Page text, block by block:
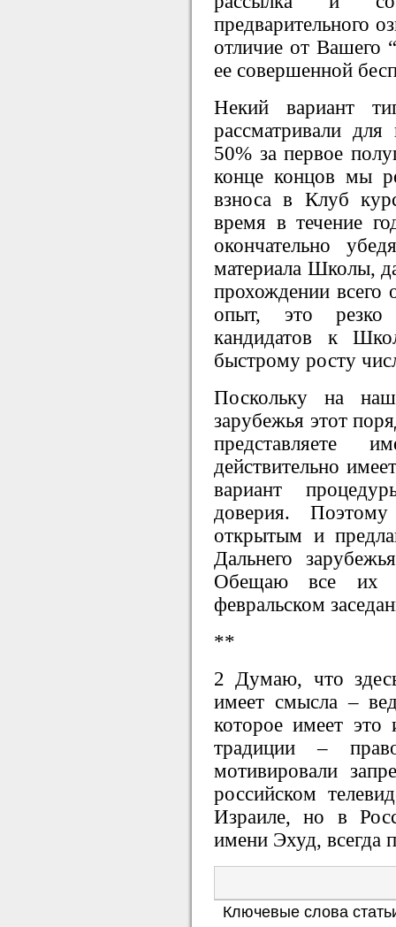
предварительного
отличие от Вашего
ее совершенной
Некий вариант
рассматривали
50% за первое
конце концов мы
взноса в Клуб
время в течение
окончательно
материала Школы,
прохождении всего
опыт, это резко
кандидатов к
быстрому росту
Поскольку на
зарубежья этот
представляете
действительно
вариант
доверия.
открытым и
Дальнего
Обещаю все их
февральском
**
2 Думаю, что
имеет смысла –
которое имеет это
традиции –
мотивировали
российском
Израиле, но в
имени Эхуд, всегда
Ключевые слова